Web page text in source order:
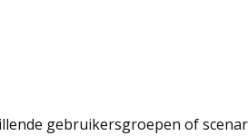
gebruikersgroepen of